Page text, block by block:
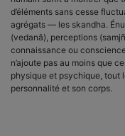
d’éléments sans cesse
agrégats — les skandha.
(vedanâ), perceptions
connaissance ou
n’ajoute pas au moins que
physique et psychique, tout
personnalité et son corps.